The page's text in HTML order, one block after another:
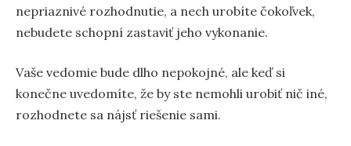
nepriaznivé rozhodnutie, a nech urobíte čokoľvek,
nebudete schopní zastaviť jeho vykonanie.
Vaše vedomie bude dlho nepokojné, ale keď si
konečne uvedomíte, že by ste nemohli urobiť nič iné,
rozhodnete sa nájsť riešenie sami.